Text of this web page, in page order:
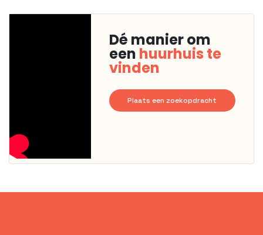
Dé manier om
een huurhuis te
vinden
Plaats een zoekopdracht